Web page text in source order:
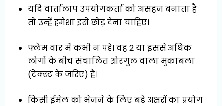
यदि वार्तालाप उपयोगकर्ता को असहज बनाता है
तो उन्हें हमेशा इसे छोड़ देना चाहिए।
फ्लेम वार में कभी न पड़ें। वह 2 या इससे अधिक
लोगों के बीच संचालित शोरगुल वाला मुकाबला
(टेक्स्ट के जरिए) है।
किसी ईमेल को भेजने के लिए बड़े अक्षरों का प्रयोग